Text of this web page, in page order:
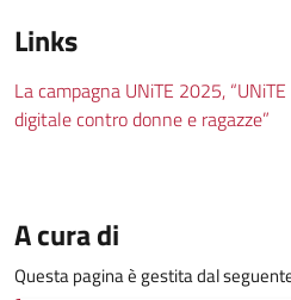
Links
La campagna UNiTE 2025,
digitale contro donne e ragazze”
A cura di
Questa pagina è gestita dal